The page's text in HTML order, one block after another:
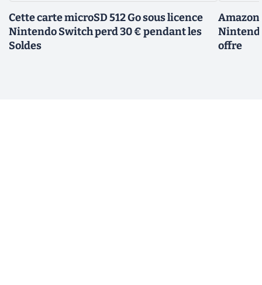
Cette carte microSD 512 Go sous licence
Nintendo Switch perd 30 € pendant les
Soldes
offre